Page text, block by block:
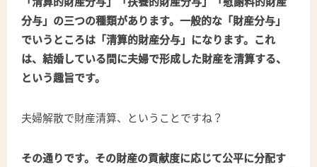
分与」の三つの種類があります。一般的な「財産分与」
でいうところは「清算的財産分与」になります。これ
は、結婚している間に夫婦で形成した財産を清算する、
という趣旨です。
夫婦解散で財産清算、ということですね？
その通りです。その財産の貢献度に応じて公平に分配す